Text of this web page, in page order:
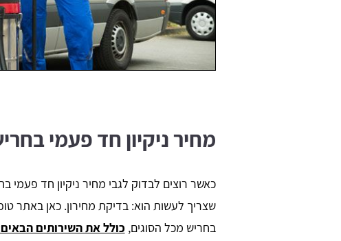
מחיר ניקיון חד פעמי
כאשר רוצים לבדוק לגבי מחיר ניקיון חד פעמי
שצריך לעשות הוא: בדיקת מחירון. כאן באתר טופ
בחריש מכל הסוגים, כולל את השירותים